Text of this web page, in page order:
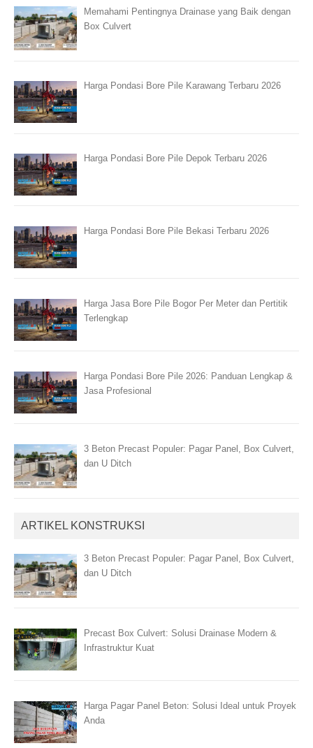
Memahami Pentingnya Drainase yang Baik dengan
Box Culvert
Harga Pondasi Bore Pile Karawang Terbaru 2026
Harga Pondasi Bore Pile Depok Terbaru 2026
Harga Pondasi Bore Pile Bekasi Terbaru 2026
Harga Jasa Bore Pile Bogor Per Meter dan Pertitik
Terlengkap
Harga Pondasi Bore Pile 2026: Panduan Lengkap &
Jasa Profesional
3 Beton Precast Populer: Pagar Panel, Box Culvert,
dan U Ditch
ARTIKEL KONSTRUKSI
3 Beton Precast Populer: Pagar Panel, Box Culvert,
dan U Ditch
Precast Box Culvert: Solusi Drainase Modern &
Infrastruktur Kuat
Harga Pagar Panel Beton: Solusi Ideal untuk Proyek
Anda